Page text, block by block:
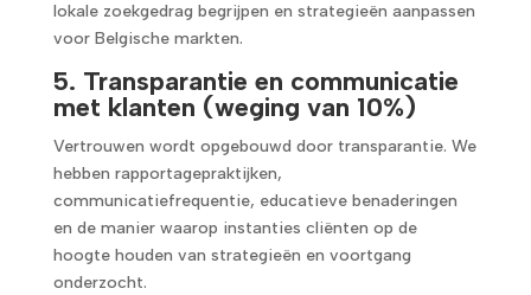
lokale zoekgedrag begrijpen en strategieën aanpassen
voor Belgische markten.
5. Transparantie en communicatie
met klanten (weging van 10%)
Vertrouwen wordt opgebouwd door transparantie. We
hebben rapportagepraktijken,
communicatiefrequentie, educatieve benaderingen
en de manier waarop instanties cliënten op de
hoogte houden van strategieën en voortgang
onderzocht.